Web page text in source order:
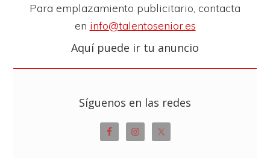
Para emplazamiento publicitario, contacta
en info@talentosenior.es
Aquí puede ir tu anuncio
Síguenos en las redes